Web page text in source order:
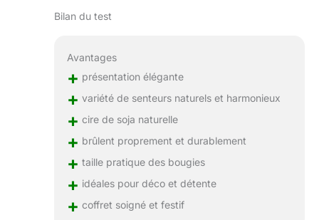
Bilan du test
Avantages
+ présentation élégante
+ variété de senteurs naturels et harmonieux
+ cire de soja naturelle
+ brûlent proprement et durablement
+ taille pratique des bougies
+ idéales pour déco et détente
+ coffret soigné et festif